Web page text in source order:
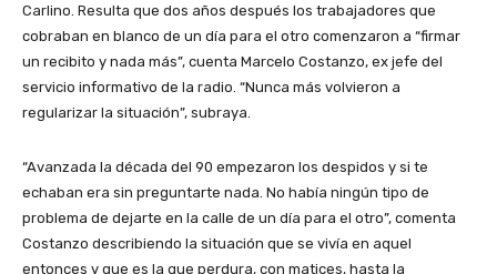
Carlino. Resulta que dos años después los trabajadores que
cobraban en blanco de un día para el otro comenzaron a “firmar
un recibito y nada más”, cuenta Marcelo Costanzo, ex jefe del
servicio informativo de la radio. “Nunca más volvieron a
regularizar la situación”, subraya.
“Avanzada la década del 90 empezaron los despidos y si te
echaban era sin preguntarte nada. No había ningún tipo de
problema de dejarte en la calle de un día para el otro”, comenta
Costanzo describiendo la situación que se vivía en aquel
entonces y que es la que perdura, con matices, hasta la